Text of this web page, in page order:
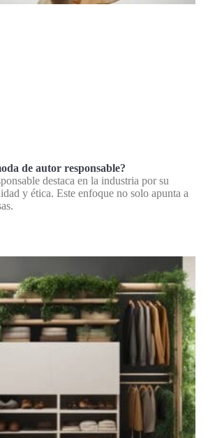
de autor responsable?
destaca en la industria por su
y ética. Este enfoque no solo apunta a